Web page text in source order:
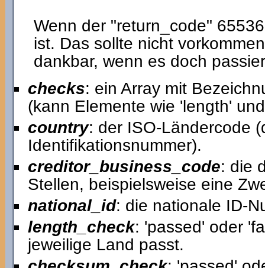
Wenn der "return_code"
ist. Das sollte nicht
dankbar, wenn es doch
checks: ein Array mit
(kann Elemente wie 'length'
country: der ISO-Ländercode
Identifikationsnummer).
creditor_business_code: die
Stellen, beispielsweise eine
national_id: die nationale ID-
length_check: 'passed' oder
jeweilige Land passt.